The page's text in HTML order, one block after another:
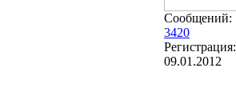
Сообщений:
3420
Регистрация:
09.01.2012